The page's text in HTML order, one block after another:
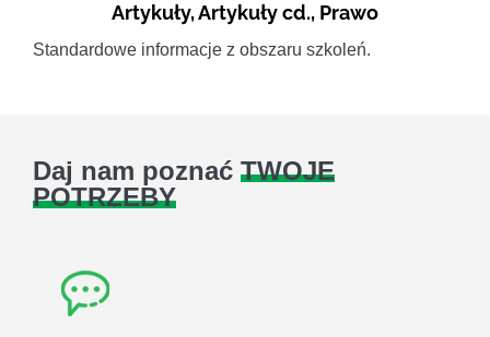
Artykuły,Artykuły cd., Prawo
Standardowe informacje z obszaru szkoleń.
Daj nam poznać TWOJE
POTRZEBY